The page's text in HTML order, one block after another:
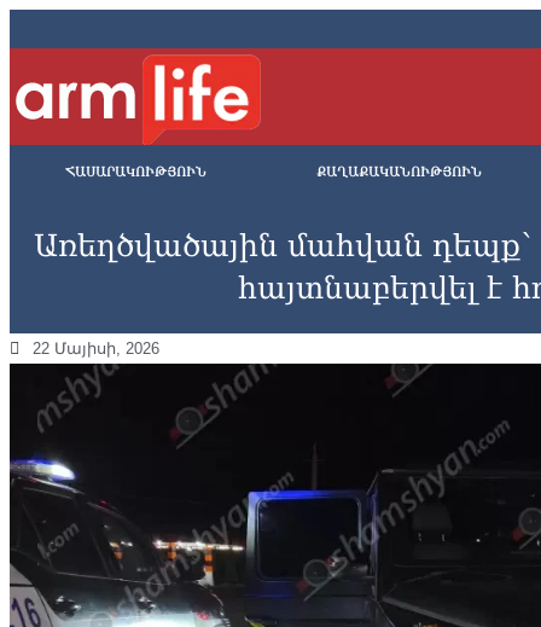
ՀԱՍԱՐԱԿՈՒԹՅՈՒՆ ՔԱՂԱՔԱԿԱՆՈՒԹՅՈՒՆ
Առեղծվածային մահվան
հայտնաբերվել է
22 Մայիսի, 2026